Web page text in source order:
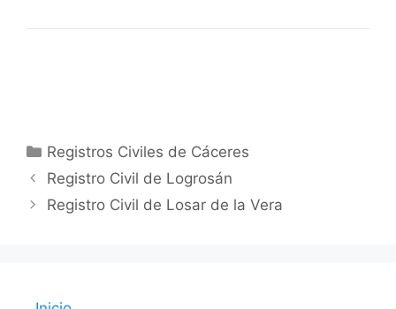
Categorías
Registros Civiles de Cáceres
Registro Civil de Logrosán
Registro Civil de Losar de la Vera